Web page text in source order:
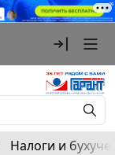
Налоги и